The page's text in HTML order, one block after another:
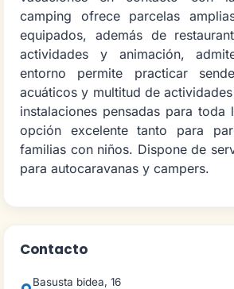
camping ofrece parcelas
equipados, además de
actividades y animación,
entorno permite practicar
acuáticos y multitud de
instalaciones pensadas para toda
opción excelente tanto para
familias con niños. Dispone de
para autocaravanas y campers.
Contacto
Basusta bidea, 16